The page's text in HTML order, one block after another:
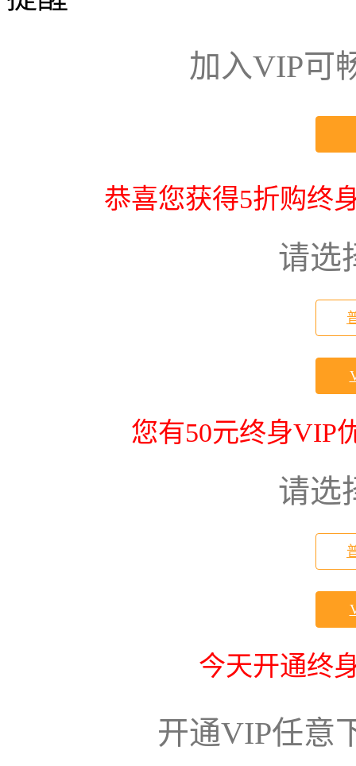
加入VIP可
恭喜您获得5折购终
请选
您有50元终身VIP
请选
今天开通终
开通VIP任意